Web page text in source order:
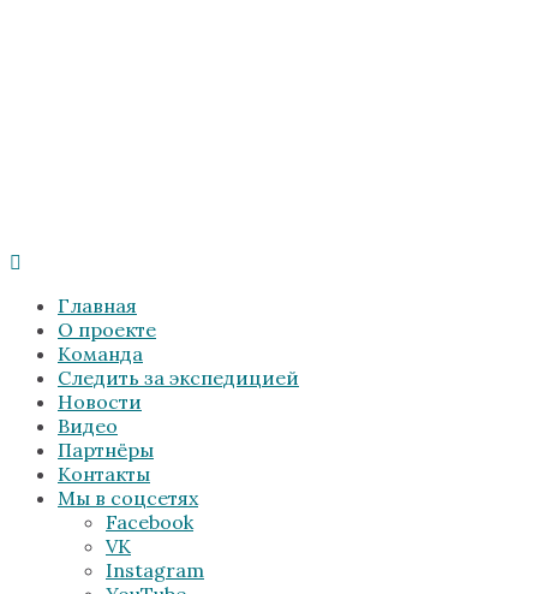
Главная
О проекте
Команда
Следить за экспедицией
Новости
Видео
Партнёры
Контакты
Мы в соцсетях
Facebook
VK
Instagram